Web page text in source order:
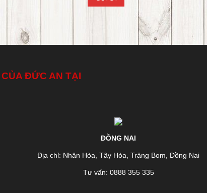
ĐỨC AN TẠI
ĐỒNG NAI
Địa chỉ: Nhân Hòa, Tây Hòa, Trảng Bom, Đồng Nai
Tư vấn: 0888 355 335